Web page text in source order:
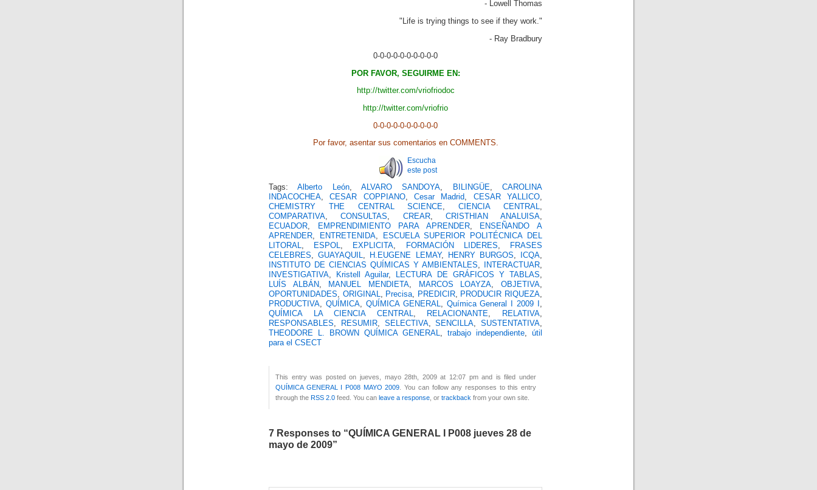
- Lowell Thomas
"Life is trying things to see if they work."
- Ray Bradbury
0-0-0-0-0-0-0-0-0-0
POR FAVOR, SEGUIRME EN:
http://twitter.com/vriofriodoc
http://twitter.com/vriofrio
0-0-0-0-0-0-0-0-0-0
Por favor, asentar sus comentarios en COMMENTS.
Escucha
este post
Tags:Alberto León,ALVARO SANDOYA, BILINGÜE,CAROLINA
INDACOCHEA,CESAR COPPIANO,Cesar Madrid, CESAR YALLICO,
CHEMISTRY THE CENTRAL SCIENCE,CIENCIA CENTRAL,
COMPARATIVA,CONSULTAS, CREAR, CRISTHIAN ANALUISA,
ECUADOR, EMPRENDIMIENTO PARA APRENDER,
ENSEÑANDO A
APRENDER, ENTRETENIDA,
ESCUELA SUPERIOR POLITÉCNICA DEL
LITORAL, ESPOL, EXPLICITA, FORMACIÓN LIDERES,
FRASES
CELEBRES,GUAYAQUIL, H.EUGENE LEMAY, HENRY BURGOS, ICQA,
INSTITUTO DE CIENCIAS QUÍMICAS Y AMBIENTALES, INTERACTUAR,
INVESTIGATIVA, Kristell Aguilar, LECTURA DE GRÁFICOS Y TABLAS,
LUÍS ALBÁN, MANUEL MENDIETA, MARCOS LOAYZA,OBJETIVA,
OPORTUNIDADES, ORIGINAL, Precisa, PREDICIR, PRODUCIR RIQUEZA,
PRODUCTIVA, QUÍMICA, QUÍMICA GENERAL, Química General I 2009 I ,
QUÍMICA LA CIENCIA CENTRAL, RELACIONANTE, RELATIVA,
RESPONSABLES, RESUMIR, SELECTIVA,SENCILLA, SUSTENTATIVA,
THEODORE L. BROWN QUÍMICA GENERAL, trabajo independiente, útil
para el CSECT
This entry was posted on jueves, mayo 28th, 2009 at 12:07 pm and is filed under
QUÍMICA GENERAL I P008 MAYO 2009. You can follow any responses to this entry
through the RSS 2.0 feed. You can leave a response, or trackback from your own site.
7 Responses to “QUÍMICA GENERAL I P008 jueves 28 de
mayo de 2009”